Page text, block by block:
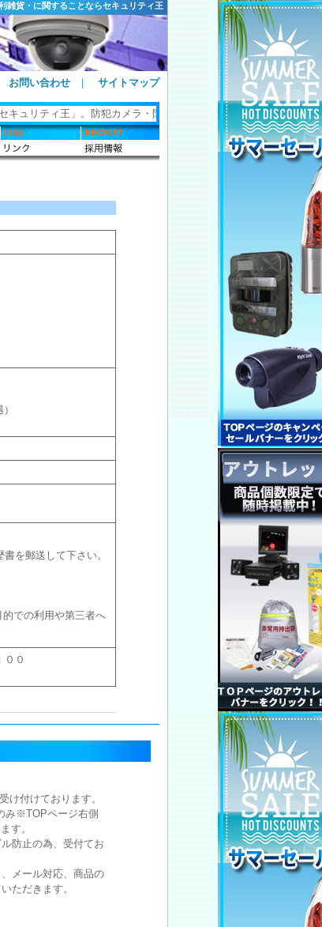
雑貨・に関することならセキュリティ王
お問い合わせ ｜ サイトマップ
」。防犯カメラ・防犯グッズ・ホームセキュリティ・カギ関連
を郵送して下さい。
での利用や第三者へ
００
け付けております。
み※TOPページ右側
す。
防止の為、受付てお
メール対応、商品の
ただきます。